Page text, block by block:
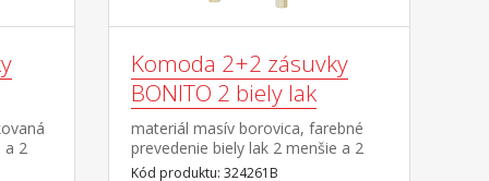
a 2
Komoda 2+2 zásuvky
BONITO 2 biely lak
materiál masív borovica, farebné
prevedenie biely lak 2 menšie a 2
väčšie zásuvky s kovovými
Kód produktu: 324261B